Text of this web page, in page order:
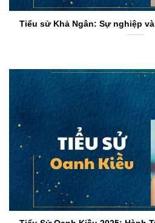
Tiểu sử Khả Ngân: Sự nghiệp